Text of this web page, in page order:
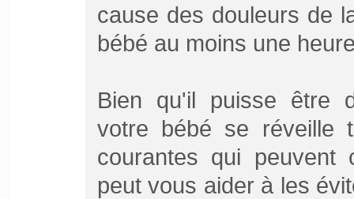
cause des douleurs de
bébé au moins une
Bien qu'il puisse être
votre bébé se réveille
courantes qui peuvent
peut vous aider à les